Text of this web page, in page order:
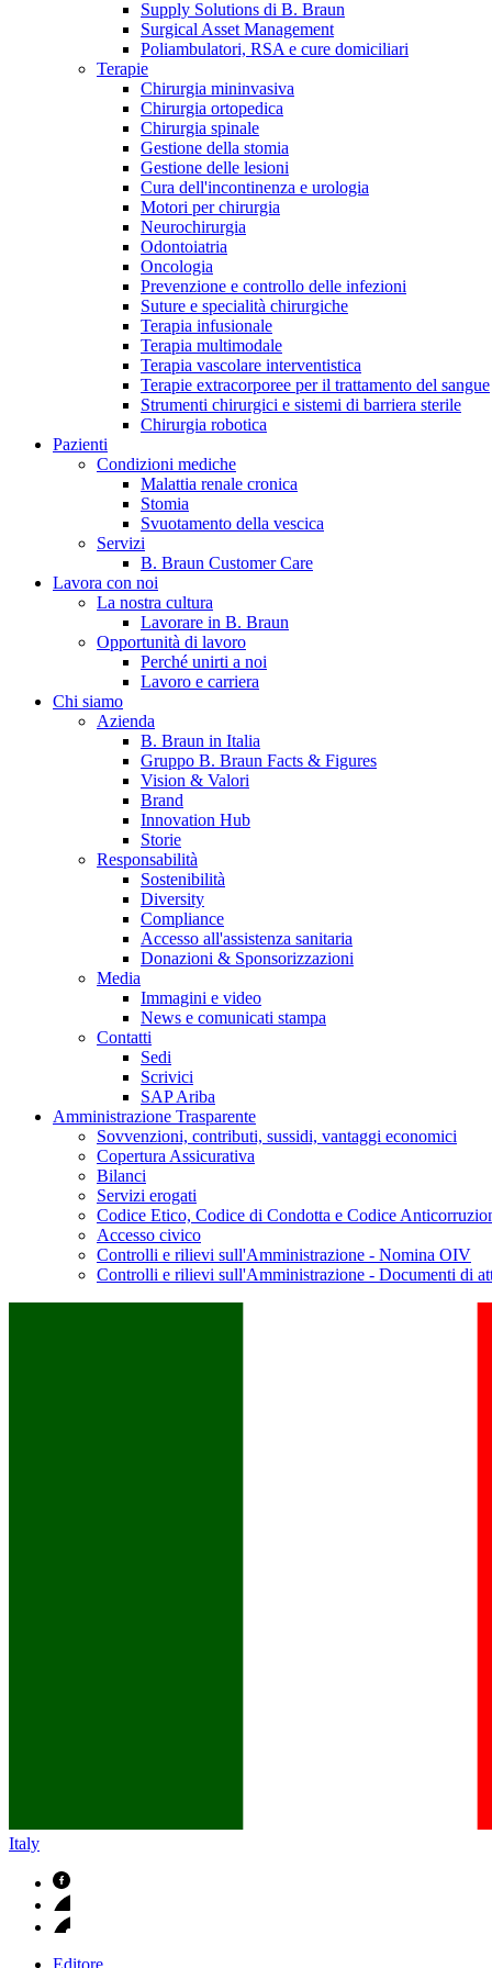
Catalogo prodotti
Trova il prodotto che stai cercando. Visita il catalogo B. Braun
Campione stomia o cateteri
Richiedi gratuitamente un campione al nostro Customer Care,
Trova la tua opportunità di lavoro!
Scopri le opportunità di carriera del Gruppo B. Braun. Visita
Hai domande o richieste? Scrivici per entrare subito in contatto
Supply Solutions di B. Braun
Surgical Asset Management
Poliambulatori, RSA e cure domiciliari
Terapie
Chirurgia mininvasiva
Chirurgia ortopedica
Chirurgia spinale
Gestione della stomia
Gestione delle lesioni
Cura dell'incontinenza e urologia
Motori per chirurgia
Neurochirurgia
Odontoiatria
Oncologia
Prevenzione e controllo delle infezioni
Suture e specialità chirurgiche
Terapia infusionale
Terapia multimodale
Terapia vascolare interventistica
Terapie extracorporee per il trattamento del sangue
Strumenti chirurgici e sistemi di barriera sterile
Chirurgia robotica
Pazienti
Condizioni mediche
Malattia renale cronica
Stomia
Svuotamento della vescica
Servizi
B. Braun Customer Care
Lavora con noi
La nostra cultura
Lavorare in B. Braun
Opportunità di lavoro
Perché unirti a noi
Lavoro e carriera
Chi siamo
Azienda
B. Braun in Italia
Gruppo B. Braun Facts & Figures
Vision & Valori
Brand
Innovation Hub
Storie
Responsabilità
Sostenibilità
Diversity
Compliance
Accesso all'assistenza sanitaria
Donazioni & Sponsorizzazioni
Media
Immagini e video
News e comunicati stampa
Contatti
Sedi
Scrivici
SAP Ariba
Amministrazione Trasparente
Sovvenzioni, contributi, sussidi, vantaggi economici
Copertura Assicurativa
Bilanci
Servizi erogati
Codice Etico, Codice di Condotta e Codice
Accesso civico
Controlli e rilievi sull'Amministrazione - Nomina OIV
Controlli e rilievi sull'Amministrazione - Documenti di
Italy
Editore